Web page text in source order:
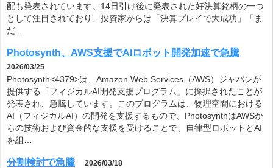
配も発表されています。14日引け後に発表された好決算銘柄の一つ
として注目されており、投資家からは「決算プレイで大成功」「ま
だ…
Photosynth、AWS支援でAIロボット開発加速で急騰
2026/03/25
Photosynth<4379>は、Amazon Web Services（AWS）ジャパンが
提供する「フィジカルAI開発支援プログラム」に採択されたことが
発表され、急騰しています。このプログラムは、物理空間における
AI（フィジカルAI）の開発を支援するもので、PhotosynthはAWSか
らの技術および資金的な支援を受けることで、自律型ロボットとAI
を組…
分割検討で急騰 2026/03/18